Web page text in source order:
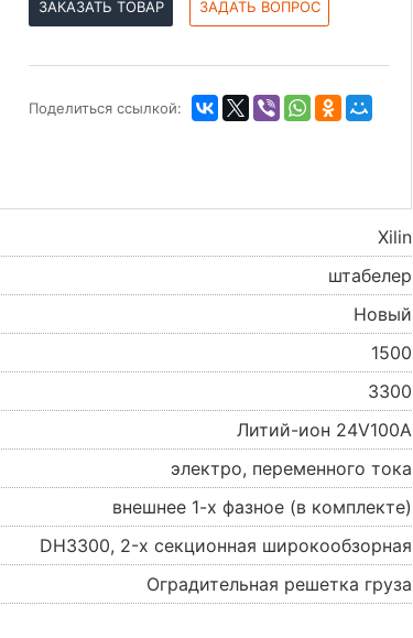
ЗАКАЗАТЬ ТОВАР ЗАДАТЬ ВОПРОС
Поделиться ссылкой:
Xilin
штабелер
Новый
1500
3300
Литий-ион 24V100A
электро, переменного тока
внешнее 1-х фазное (в комплекте)
DH3300, 2-х секционная широкообзорная
Оградительная решетка груза